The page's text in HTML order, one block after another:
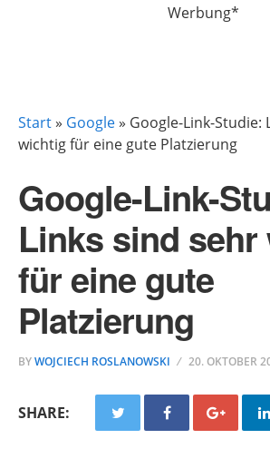
Werbung*
Start» Google» Google-Link-Studie:
wichtig für eine gute Platzierung
Google-Link-
Links sind
für eine gute
Platzierung
BYWOJCIECH ROSLANOWSKI 20. OKTOBER
SHARE: